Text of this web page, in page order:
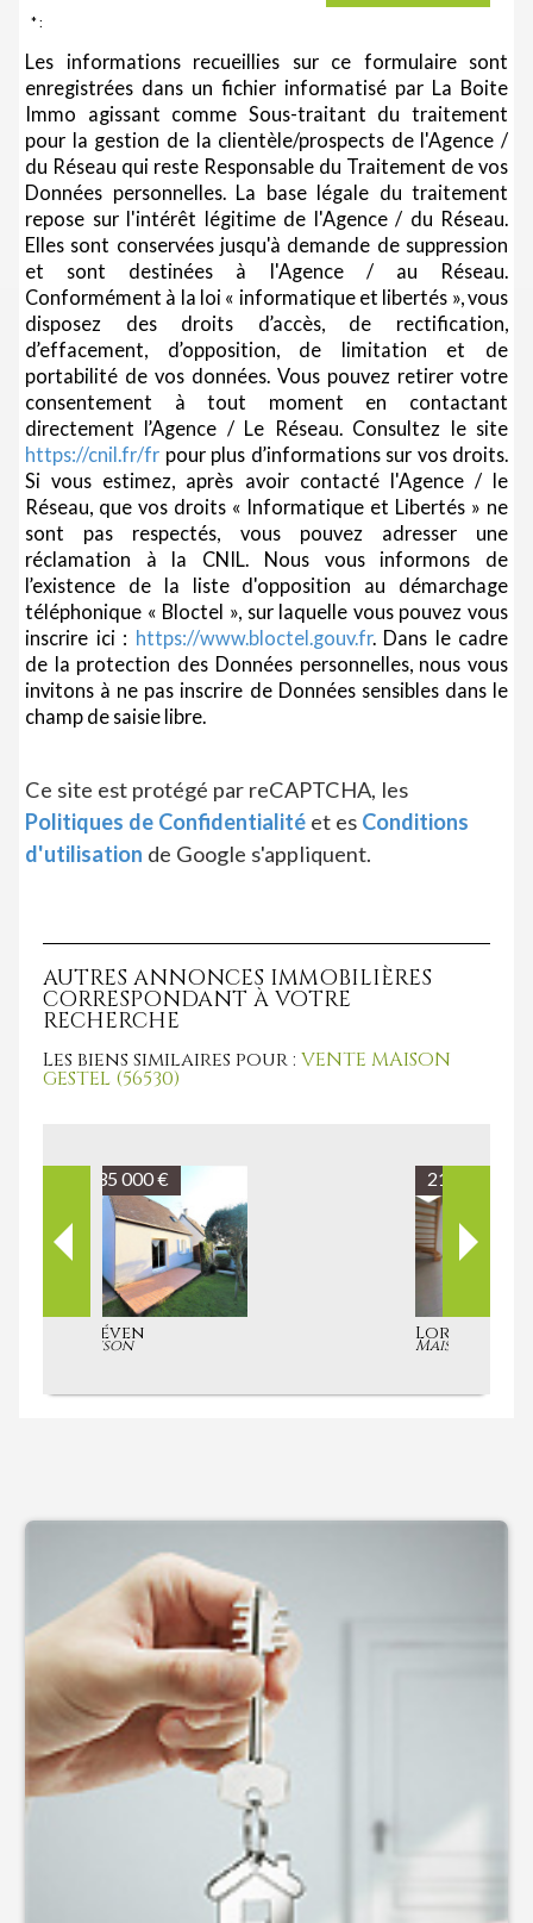
* :
Les informations recueillies sur ce formulaire sont
enregistrées dans un fichier informatisé par La Boite
Immo agissant comme Sous-traitant du traitement
pour la gestion de la clientèle/prospects de l'Agence /
du Réseau qui reste Responsable du Traitement de vos
Données personnelles. La base légale du traitement
repose sur l'intérêt légitime de l'Agence / du Réseau.
Elles sont conservées jusqu'à demande de suppression
et sont destinées à l'Agence / au Réseau.
Conformément à la loi « informatique et libertés », vous
disposez des droits d’accès, de rectification,
d’effacement, d’opposition, de limitation et de
portabilité de vos données. Vous pouvez retirer votre
consentement à tout moment en contactant
directement l’Agence / Le Réseau. Consultez le site
https://cnil.fr/fr pour plus d’informations sur vos droits.
Si vous estimez, après avoir contacté l'Agence / le
Réseau, que vos droits « Informatique et Libertés » ne
sont pas respectés, vous pouvez adresser une
réclamation à la CNIL. Nous vous informons de
l’existence de la liste d'opposition au démarchage
téléphonique « Bloctel », sur laquelle vous pouvez vous
inscrire ici : https://www.bloctel.gouv.fr. Dans le cadre
de la protection des Données personnelles, nous vous
invitons à ne pas inscrire de Données sensibles dans le
champ de saisie libre.
Ce site est protégé par reCAPTCHA, les
Politiques de Confidentialité et es Conditions
d'utilisation de Google s'appliquent.
AUTRES ANNONCES IMMOBILIÈRES
CORRESPONDANT À VOTRE
RECHERCHE
Les biens similaires pour : VENTE MAISON
GESTEL (56530)